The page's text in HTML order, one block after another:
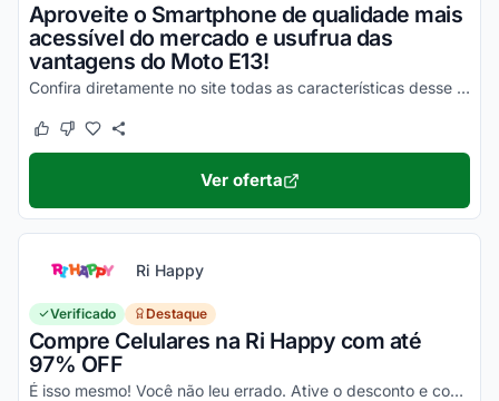
Aproveite o Smartphone de qualidade mais
acessível do mercado e usufrua das
vantagens do Moto E13!
Confira diretamente no site todas as características desse novo smartphone Motorola e aproveite!
Este cupom funcionou
Este cupom não funcionou
Ver oferta
Ri Happy
Verificado Destaque
Compre Celulares na Ri Happy com até
97% OFF
É isso mesmo! Você não leu errado. Ative o desconto e confira essa novidade!